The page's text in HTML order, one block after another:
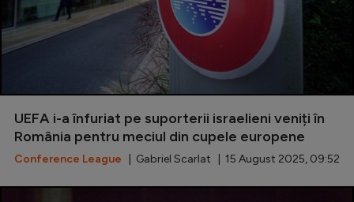
UEFA i-a înfuriat pe suporterii israelieni veniți în
România pentru meciul din cupele europene
Conference League | Gabriel Scarlat | 15 August 2025, 09:52